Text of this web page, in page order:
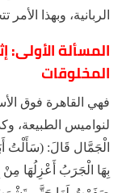
الربانية، وبهذا
المسألة
المخلوقات
فهي القاهرة فوق
لنواميس الطبيعة،
الْجَمَّال قَالَ: (سَأَلْتُ
بِهَا الْجَرَبُ أَعْزِلُهَا مِنْ